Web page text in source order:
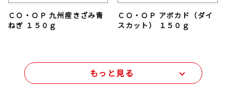
ＣＯ・ＯＰ 九州産きざみ青
ねぎ １５０ｇ
ＣＯ・ＯＰ アボカド（ダイ
スカット） １５０ｇ
もっと見る